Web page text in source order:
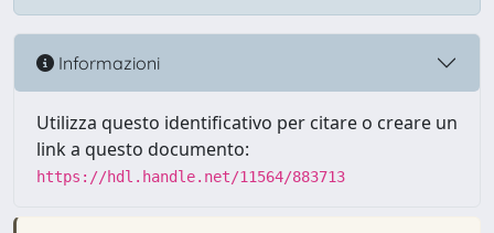
Informazioni
Utilizza questo identificativo per citare o creare un
link a questo documento:
https://hdl.handle.net/11564/883713